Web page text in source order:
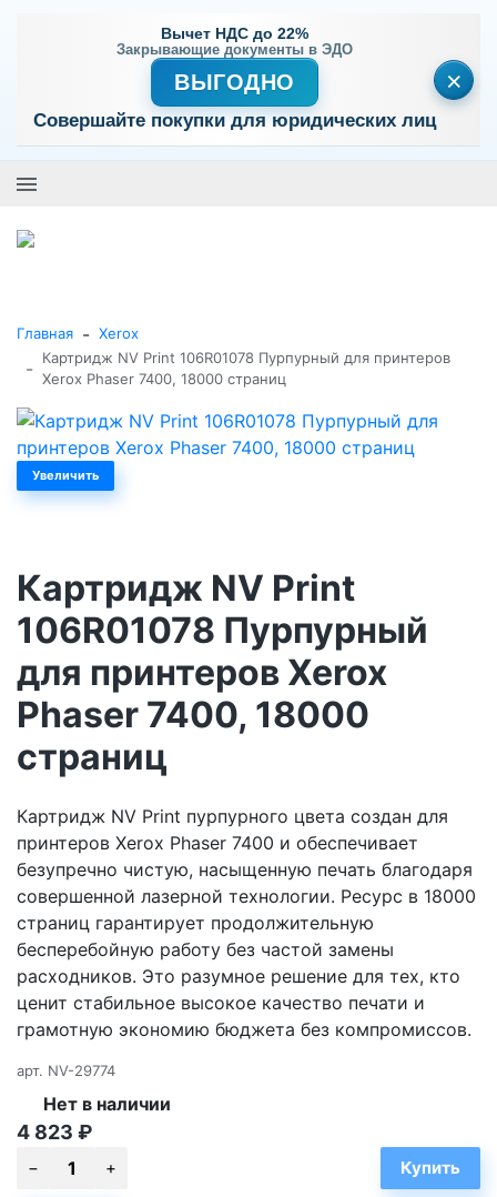
Вычет НДС до 22%
Закрывающие документы в ЭДО
ВЫГОДНО
Совершайте покупки для юридических лиц
×
Главная - Xerox
-
Картридж NV Print 106R01078 Пурпурный для принтеров
Xerox Phaser 7400, 18000 страниц
Увеличить
Картридж NV Print
106R01078 Пурпурный
для принтеров Xerox
Phaser 7400, 18000
страниц
Картридж NV Print пурпурного цвета создан для
принтеров Xerox Phaser 7400 и обеспечивает
безупречно чистую, насыщенную печать благодаря
совершенной лазерной технологии. Ресурс в 18000
страниц гарантирует продолжительную
бесперебойную работу без частой замены
расходников. Это разумное решение для тех, кто
ценит стабильное высокое качество печати и
грамотную экономию бюджета без компромиссов.
арт. NV-29774
Нет в наличии
4 823 ₽